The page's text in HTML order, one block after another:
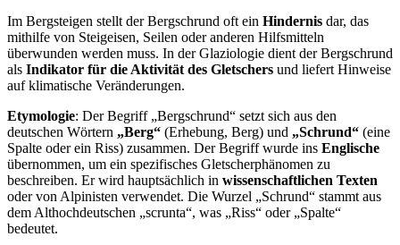
Im Bergsteigen stellt der Bergschrund oft ein Hindernis dar, das
mithilfe von Steigeisen, Seilen oder anderen Hilfsmitteln
überwunden werden muss. In der Glaziologie dient der Bergschrund
als Indikator für die Aktivität des Gletschers und liefert Hinweise
auf klimatische Veränderungen.
Etymologie: Der Begriff „Bergschrund“ setzt sich aus den
deutschen Wörtern „Berg“ (Erhebung, Berg) und „Schrund“ (eine
Spalte oder ein Riss) zusammen. Der Begriff wurde ins Englische
übernommen, um ein spezifisches Gletscherphänomen zu
beschreiben. Er wird hauptsächlich in wissenschaftlichen Texten
oder von Alpinisten verwendet. Die Wurzel „Schrund“ stammt aus
dem Althochdeutschen „scrunta“, was „Riss“ oder „Spalte“
bedeutet.